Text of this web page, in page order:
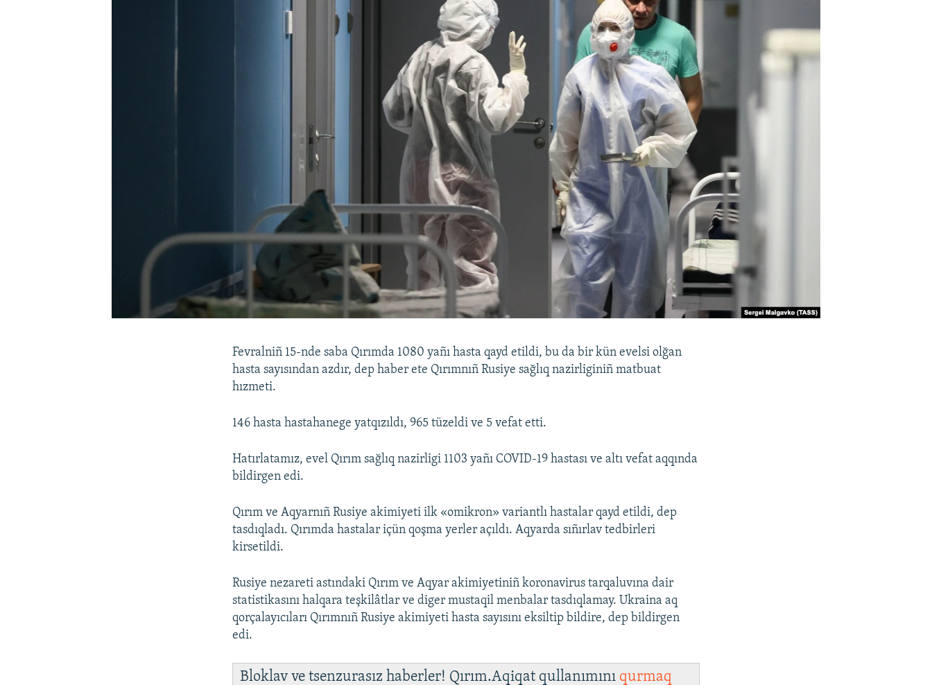
Fevralniñ 15-nde saba Qırımda 1080 yañı hasta qayd etildi, bu da bir kün evelsi olğan
hasta sayısından azdır, dep haber ete Qırımnıñ Rusiye sağlıq nazirliginiñ matbuat
hızmeti.
146 hasta hastahanege yatqızıldı, 965 tüzeldi ve 5 vefat etti.
Hatırlatamız, evel Qırım sağlıq nazirligi 1103 yañı COVID-19 hastası ve altı vefat aqqında
bildirgen edi.
Qırım ve Aqyarnıñ Rusiye akimiyeti ilk «omikron» variantlı hastalar qayd etildi, dep
tasdıqladı. Qırımda hastalar içün qoşma yerler açıldı. Aqyarda sıñırlav tedbirleri
kirsetildi.
Rusiye nezareti astındaki Qırım ve Aqyar akimiyetiniñ koronavirus tarqaluvına dair
statistikasını halqara teşkilâtlar ve diger mustaqil menbalar tasdıqlamay. Ukraina aq
qorçalayıcıları Qırımnıñ Rusiye akimiyeti hasta sayısını eksiltip bildire, dep bildirgen
edi.
Bloklav ve tsenzurasız haberler! Qırım.Aqiqat qullanımını qurmaq